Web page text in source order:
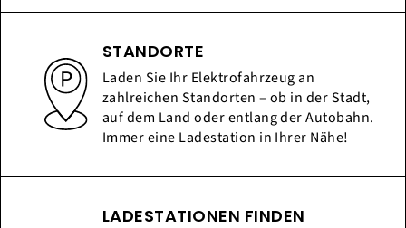
STANDORTE
Laden Sie Ihr Elektrofahrzeug an
zahlreichen Standorten – ob in der Stadt,
auf dem Land oder entlang der Autobahn.
Immer eine Ladestation in Ihrer Nähe!
LADESTATIONEN FINDEN